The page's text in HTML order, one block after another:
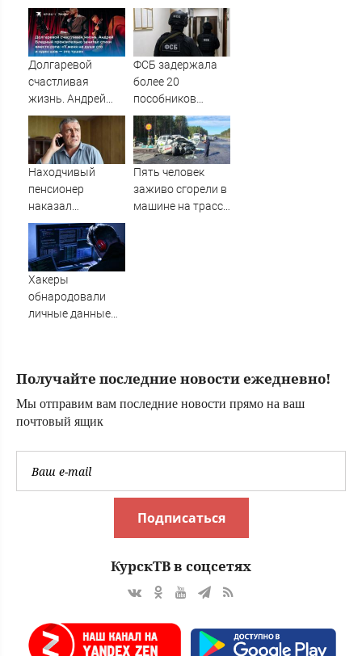
области 7 августа
2026 года:
Причины,
источник, откуда
по скорой
помощи и
полицейским
Долгаревой
счастливая
жизнь. Андрей
Бледный
пронзительно
зачитал стихи
вместо рэпа: «У
ФСБ задержала
более 20
пособников
украинских кол-
центров за
кибермошенничество
Находчивый
пенсионер
наказал
мошенников
изощренным
способом
Пять человек
заживо сгорели в
машине на трассе
Хакеры
обнародовали
личные данные
Новости на
Получайте последние новости ежедневно!
Мы отправим вам последние новости прямо на ваш
почтовый ящик
Подписаться
КурскТВ в соцсетях